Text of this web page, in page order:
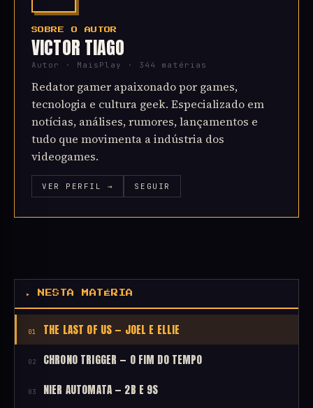
SOBRE O AUTOR
VICTOR TIAGO
Autor · MaisPlay · 344 matérias
Redator gamer apaixonado por games,
tecnologia e cultura geek. Especializado em
notícias, análises, rumores, lançamentos e
tudo que movimenta a indústria dos
videogames.
VER PERFIL → SEGUIR
▸ NESTA MATÉRIA
01 THE LAST OF US — JOEL E ELLIE
02 CHRONO TRIGGER — O FIM DO TEMPO
03 NIER AUTOMATA — 2B E 9S